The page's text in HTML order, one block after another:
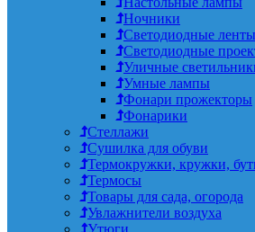
Ночники
Светодиодные ленты
Светодиодные
Уличные
Умные лампы
Фонари прожекторы
Фонарики
Стеллажи
Сушилка для обуви
Термокружки, кружки,
Термосы
Товары для сада, огорода
Увлажнители воздуха
Утюги